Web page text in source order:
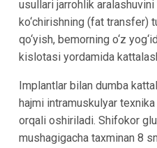
usullari jarrohlik
ko‘chirishning (fat transfer)
qo‘yish, bemorning o‘z
kislotasi yordamida
Implantlar bilan dumba
hajmi intramuskulyar
orqali oshiriladi. Shifokor
mushagigacha taxminan 8